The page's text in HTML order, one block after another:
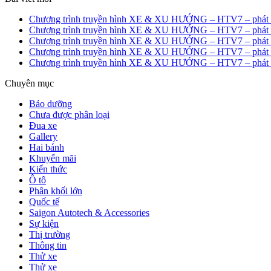
Chương trình truyền hình XE & XU HƯỚNG – HTV7 – phát
Chương trình truyền hình XE & XU HƯỚNG – HTV7 – phát
Chương trình truyền hình XE & XU HƯỚNG – HTV7 – phát
Chương trình truyền hình XE & XU HƯỚNG – HTV7 – phát
Chương trình truyền hình XE & XU HƯỚNG – HTV7 – phát
Chuyên mục
Bảo dưỡng
Chưa được phân loại
Đua xe
Gallery
Hai bánh
Khuyến mãi
Kiến thức
Ô tô
Phân khối lớn
Quốc tế
Saigon Autotech & Accessories
Sự kiện
Thị trường
Thông tin
Thử xe
Thử xe